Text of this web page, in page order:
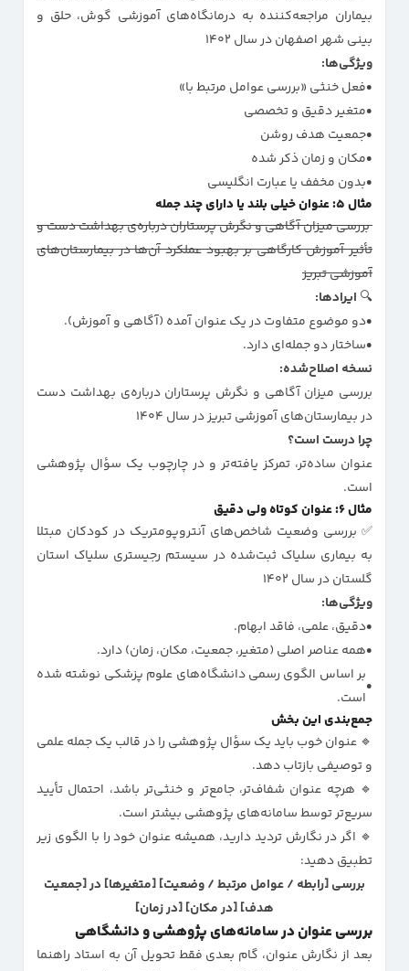
بیماران مراجعه‌کننده به درمانگاه‌های آموزشی گوش، حلق و
بینی شهر اصفهان در سال ۱۴۰۲
ویژگی‌ها:
فعل خنثی «بررسی عوامل مرتبط با»
متغیر دقیق و تخصصی
جمعیت هدف روشن
مکان و زمان ذکر شده
بدون مخفف یا عبارت انگلیسی
مثال ۵: عنوان خیلی بلند یا دارای چند جمله
بررسی میزان آگاهی و نگرش پرستاران درباره‌ی بهداشت دست و
تأثیر آموزش کارگاهی بر بهبود عملکرد آن‌ها در بیمارستان‌های
آموزشی تبریز
🔍 ایرادها:
دو موضوع متفاوت در یک عنوان آمده (آگاهی و آموزش).
ساختار دو جمله‌ای دارد.
نسخه اصلاح‌شده:
بررسی میزان آگاهی و نگرش پرستاران درباره‌ی بهداشت دست
در بیمارستان‌های آموزشی تبریز در سال ۱۴۰۴
چرا درست است؟
عنوان ساده‌تر، تمرکز یافته‌تر و در چارچوب یک سؤال پژوهشی
است.
مثال ۶: عنوان کوتاه ولی دقیق
✅ بررسی وضعیت شاخص‌های آنتروپومتریک در کودکان مبتلا
به بیماری سلیاک ثبت‌شده در سیستم رجیستری سلیاک استان
گلستان در سال ۱۴۰۲
ویژگی‌ها:
دقیق، علمی، فاقد ابهام.
همه عناصر اصلی (متغیر، جمعیت، مکان، زمان) دارد.
بر اساس الگوی رسمی دانشگاه‌های علوم پزشکی نوشته شده
است.
جمع‌بندی این بخش
🔹 عنوان خوب باید یک سؤال پژوهشی را در قالب یک جمله علمی
و توصیفی بازتاب دهد.
🔹 هرچه عنوان شفاف‌تر، جامع‌تر و خنثی‌تر باشد، احتمال تأیید
سریع‌تر توسط سامانه‌های پژوهشی بیشتر است.
🔹 اگر در نگارش تردید دارید، همیشه عنوان خود را با الگوی زیر
تطبیق دهید:
بررسی [رابطه / عوامل مرتبط / وضعیت] [متغیرها] در [جمعیت
هدف] [در مکان] [در زمان]
بررسی عنوان در سامانه‌های پژوهشی و دانشگاهی
بعد از نگارش عنوان، گام بعدی فقط تحویل آن به استاد راهنما